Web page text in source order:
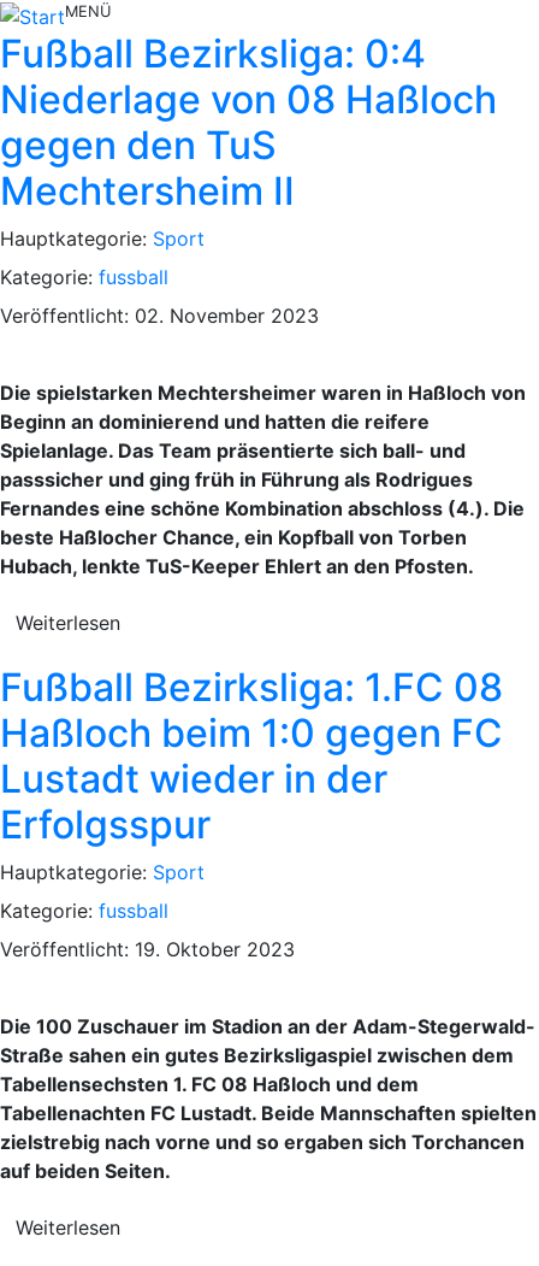
MENÜ
Fußball Bezirksliga: 0:4
Niederlage von 08 Haßloch
gegen den TuS
Mechtersheim II
Hauptkategorie: Sport
Kategorie: fussball
Veröffentlicht: 02. November 2023
Die spielstarken Mechtersheimer waren in Haßloch von
Beginn an dominierend und hatten die reifere
Spielanlage. Das Team präsentierte sich ball- und
passsicher und ging früh in Führung als Rodrigues
Fernandes eine schöne Kombination abschloss (4.). Die
beste Haßlocher Chance, ein Kopfball von Torben
Hubach, lenkte TuS-Keeper Ehlert an den Pfosten.
Weiterlesen
Fußball Bezirksliga: 1.FC 08
Haßloch beim 1:0 gegen FC
Lustadt wieder in der
Erfolgsspur
Hauptkategorie: Sport
Kategorie: fussball
Veröffentlicht: 19. Oktober 2023
Die 100 Zuschauer im Stadion an der Adam-Stegerwald-
Straße sahen ein gutes Bezirksligaspiel zwischen dem
Tabellensechsten 1. FC 08 Haßloch und dem
Tabellenachten FC Lustadt. Beide Mannschaften spielten
zielstrebig nach vorne und so ergaben sich Torchancen
auf beiden Seiten.
Weiterlesen